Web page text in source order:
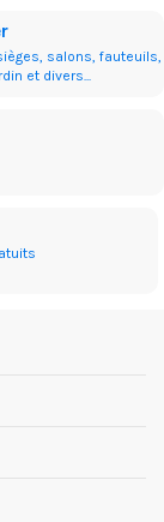
salons, fauteuils,
et divers...